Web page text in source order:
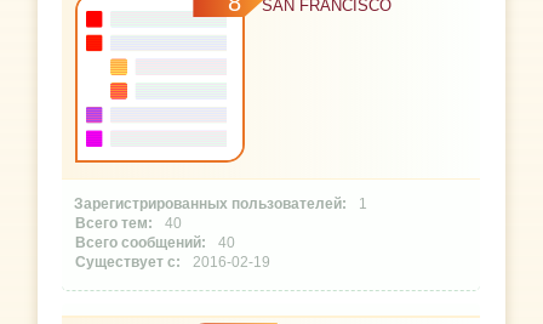
SAN FRANCISCO
1
40
40
2016-02-19